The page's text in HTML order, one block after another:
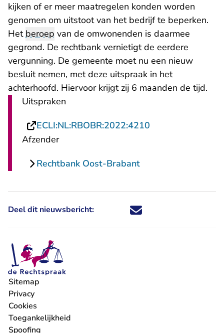
kijken of er meer maatregelen konden worden
genomen om uitstoot van het bedrijf te beperken.
Hetberoep van de omwonenden is daarmee
gegrond. De rechtbank vernietigt de eerdere
vergunning. De gemeente moet nu een nieuw
besluit nemen, met deze uitspraak in het
achterhoofd. Hiervoor krijgt zij 6 maanden de tijd.
Uitspraken
ECLI:NL:RBOBR:2022:4210
Afzender
Rechtbank Oost-Brabant
Deel dit nieuwsbericht: Deel dit nieuwsbericht via X -
Deel dit nieuwsbericht via
Deel dit nieuwsbericht
Deel dit
Sitemap
Privacy
Cookies
Toegankelijkheid
Spoofing